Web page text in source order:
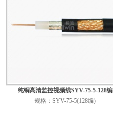
纯铜高清监控视频线SYV-75-5-128编
规格：SYV-75-5(128编)